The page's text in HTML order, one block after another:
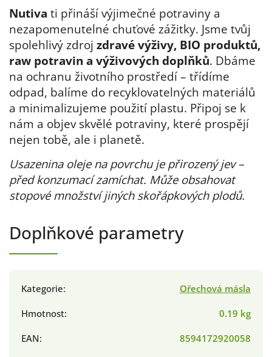
Nutiva ti přináší výjimečné potraviny a
nezapomenutelné chuťové zážitky. Jsme tvůj
spolehlivý zdroj zdravé výživy, BIO produktů,
raw potravin a výživových doplňků. Dbáme
na ochranu životního prostředí – třídíme
odpad, balíme do recyklovatelných materiálů
a minimalizujeme použití plastu. Připoj se k
nám a objev skvělé potraviny, které prospějí
nejen tobě, ale i planetě.
Usazenina oleje na povrchu je přirozený jev –
před konzumací zamíchat. Může obsahovat
stopové množství jiných skořápkových plodů.
Doplňkové parametry
Kategorie:
Ořechová másla
Hmotnost:
0.19 kg
EAN:
8594172920058